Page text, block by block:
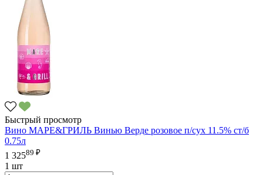
Быстрый просмотр
Вино МАРЕ&ГРИЛЬ Винью Верде розовое п/сух 11.5% ст/б
0.75л
1 32589 ₽
1 шт